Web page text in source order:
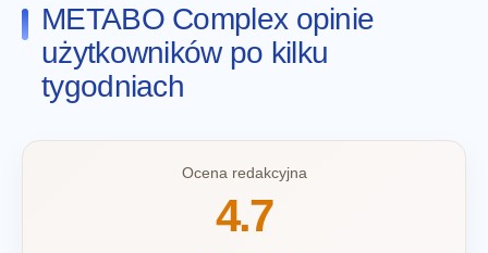
METABO Complex opinie
użytkowników po kilku
tygodniach
Ocena redakcyjna
4.7